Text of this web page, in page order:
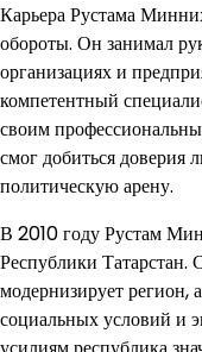
Карьера Рустама
обороты. Он занимал
организациях и
компетентный
своим
смог добиться доверия
политическую арену.
В 2010 году Рустам
Республики Татарстан.
модернизирует регион,
социальных условий и